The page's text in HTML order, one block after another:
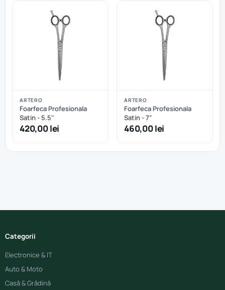
ARTERO
Foarfeca Profesionala
Satin - 5.5"
420,00 lei
ARTERO
Foarfeca Profesionala
Satin - 7"
460,00 lei
Categorii
Electronice & IT
Auto & Moto
Casă & Grădină